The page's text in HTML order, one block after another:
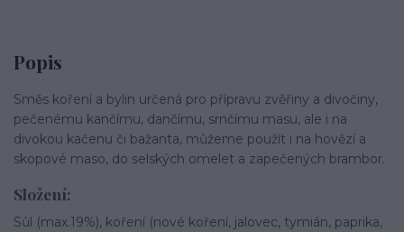
Popis
Směs koření a bylin určená pro přípravu zvěřiny a divočiny,
pečenému kančímu, dančímu, srnčímu masu, ale i na
divokou kačenu či bažanta, můžeme použít i na hovězí a
skopové maso, do selských omelet a zapečených brambor.
Složení:
Sůl (max.19%), koření (nové koření, jalovec, tymián, paprika,